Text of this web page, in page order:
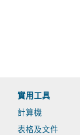
實用工具
計算機
表格及文件